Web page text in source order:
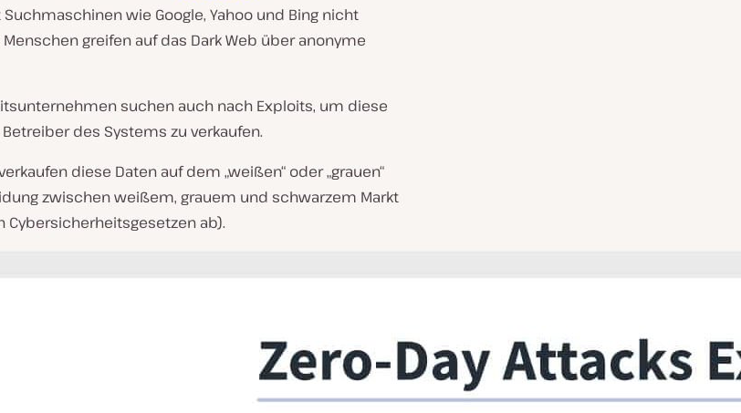
wie Google, Yahoo und Bing nicht
greifen auf das Dark Web über anonyme
suchen auch nach Exploits, um diese
des Systems zu verkaufen.
diese Daten auf dem „weißen“ oder „grauen“
zwischen weißem, grauem und schwarzem Markt
Cybersicherheitsgesetzen ab).